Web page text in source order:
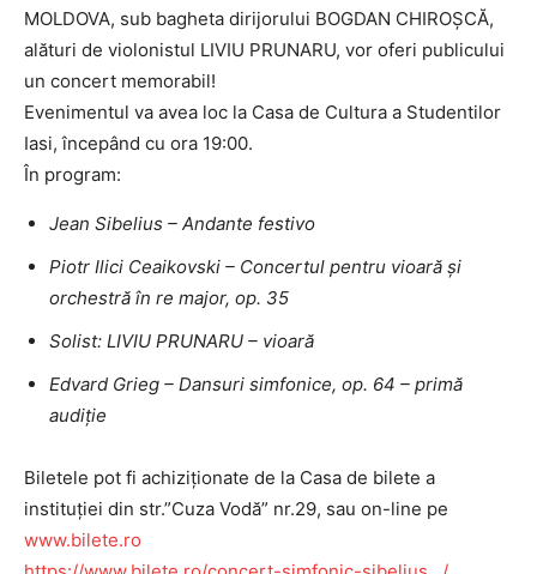
MOLDOVA, sub bagheta dirijorului BOGDAN CHIROȘCĂ,
alături de violonistul LIVIU PRUNARU, vor oferi publicului
un concert memorabil!
Evenimentul va avea loc la Casa de Cultura a Studentilor
Iasi, începând cu ora 19:00.
În program:
Jean Sibelius – Andante festivo
Piotr Ilici Ceaikovski – Concertul pentru vioară și
orchestră în re major, op. 35
Solist: LIVIU PRUNARU – vioară
Edvard Grieg – Dansuri simfonice, op. 64 – primă
audiție
Biletele pot fi achiziționate de la Casa de bilete a
instituției din str.”Cuza Vodă” nr.29, sau on-line pe
www.bilete.ro